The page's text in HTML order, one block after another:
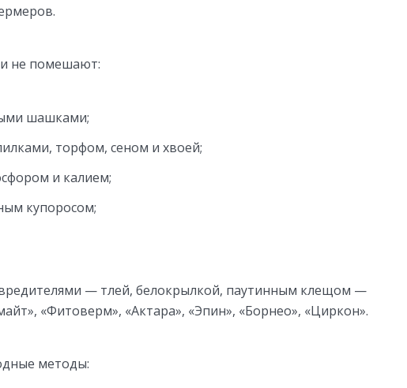
не помешают:
шашками;
торфом, сеном и хвоей;
и калием;
купоросом;
— тлей, белокрылкой, паутинным клещом —
«Фитоверм», «Актара», «Эпин», «Борнео», «Циркон».
методы: